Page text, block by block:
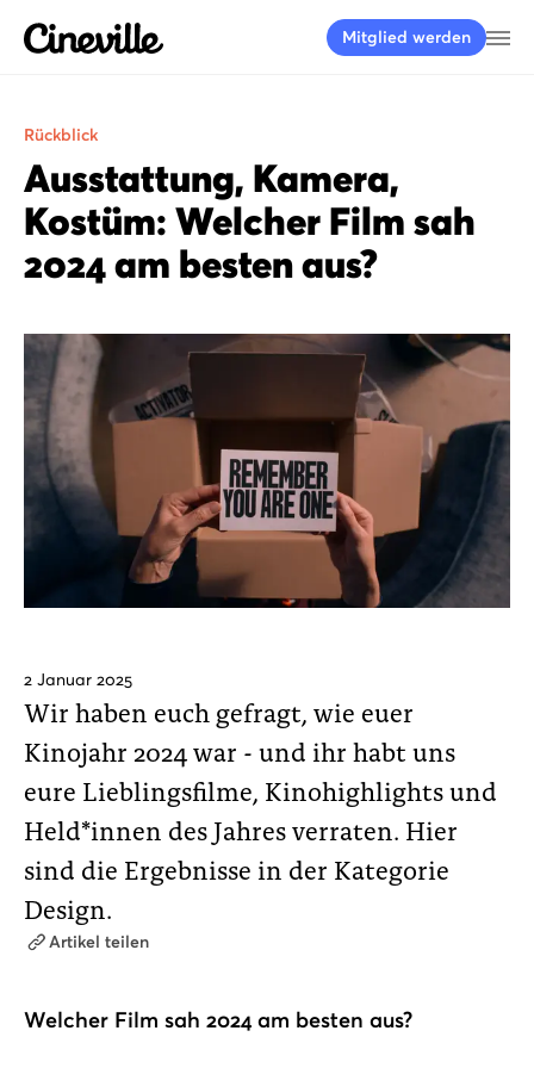
Cineville Logo
Mitglied werden
Rückblick
Ausstattung, Kamera,
Kostüm: Welcher Film sah
2024 am besten aus?
2 Januar 2025
Wir haben euch gefragt, wie euer
Kinojahr 2024 war - und ihr habt uns
eure Lieblingsfilme, Kinohighlights und
Held*innen des Jahres verraten. Hier
sind die Ergebnisse in der Kategorie
Design.
Artikel teilen
Welcher Film sah 2024 am besten aus?